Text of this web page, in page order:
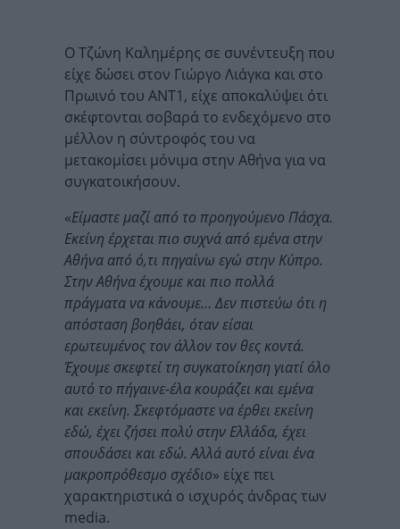
Ο Τζώνη Καλημέρης σε συνέντευξη που
είχε δώσει στον Γιώργο Λιάγκα και στο
Πρωινό του ΑΝΤ1, είχε αποκαλύψει ότι
σκέφτονται σοβαρά το ενδεχόμενο στο
μέλλον η σύντροφός του να
μετακομίσει μόνιμα στην Αθήνα για να
συγκατοικήσουν.
«Είμαστε μαζί από το προηγούμενο Πάσχα.
Εκείνη έρχεται πιο συχνά από εμένα στην
Αθήνα από ό,τι πηγαίνω εγώ στην Κύπρο.
Στην Αθήνα έχουμε και πιο πολλά
πράγματα να κάνουμε… Δεν πιστεύω ότι η
απόσταση βοηθάει, όταν είσαι
ερωτευμένος τον άλλον τον θες κοντά.
Έχουμε σκεφτεί τη συγκατοίκηση γιατί όλο
αυτό το πήγαινε-έλα κουράζει και εμένα
και εκείνη. Σκεφτόμαστε να έρθει εκείνη
εδώ, έχει ζήσει πολύ στην Ελλάδα, έχει
σπουδάσει και εδώ. Αλλά αυτό είναι ένα
μακροπρόθεσμο σχέδιο» είχε πει
χαρακτηριστικά ο ισχυρός άνδρας των
media.